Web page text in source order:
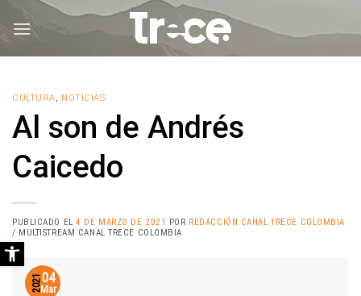
CULTURA, NOTICIAS
Al son de Andrés
Caicedo
PUBLICADO EL4 DE MARZO DE 2021 POR REDACCIÓN CANAL TRECE COLOMBIA
/ MULTISTREAM CANAL TRECE COLOMBIA
04
Mar
2021
Abrir barra de herramientas